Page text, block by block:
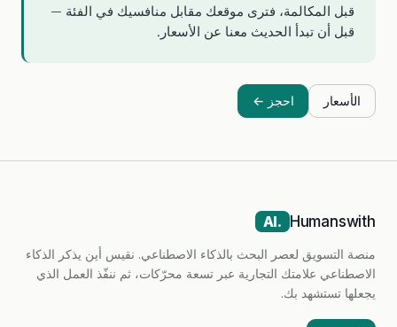
قبل المكالمة، فترى موقعك مقابل منافسيك في الفئة —
قبل أن تبدأ الحديث معنا عن الأسعار.
احجز ← الأسعار
Humanswith
.AI
منصة التسويق لعصر البحث بالذكاء الاصطناعي. نقيس أين يذكر الذكاء
الاصطناعي علامتك التجارية عبر تسعة محرّكات، ثم ننفّذ العمل الذي
يجعلها تستشهد بك.